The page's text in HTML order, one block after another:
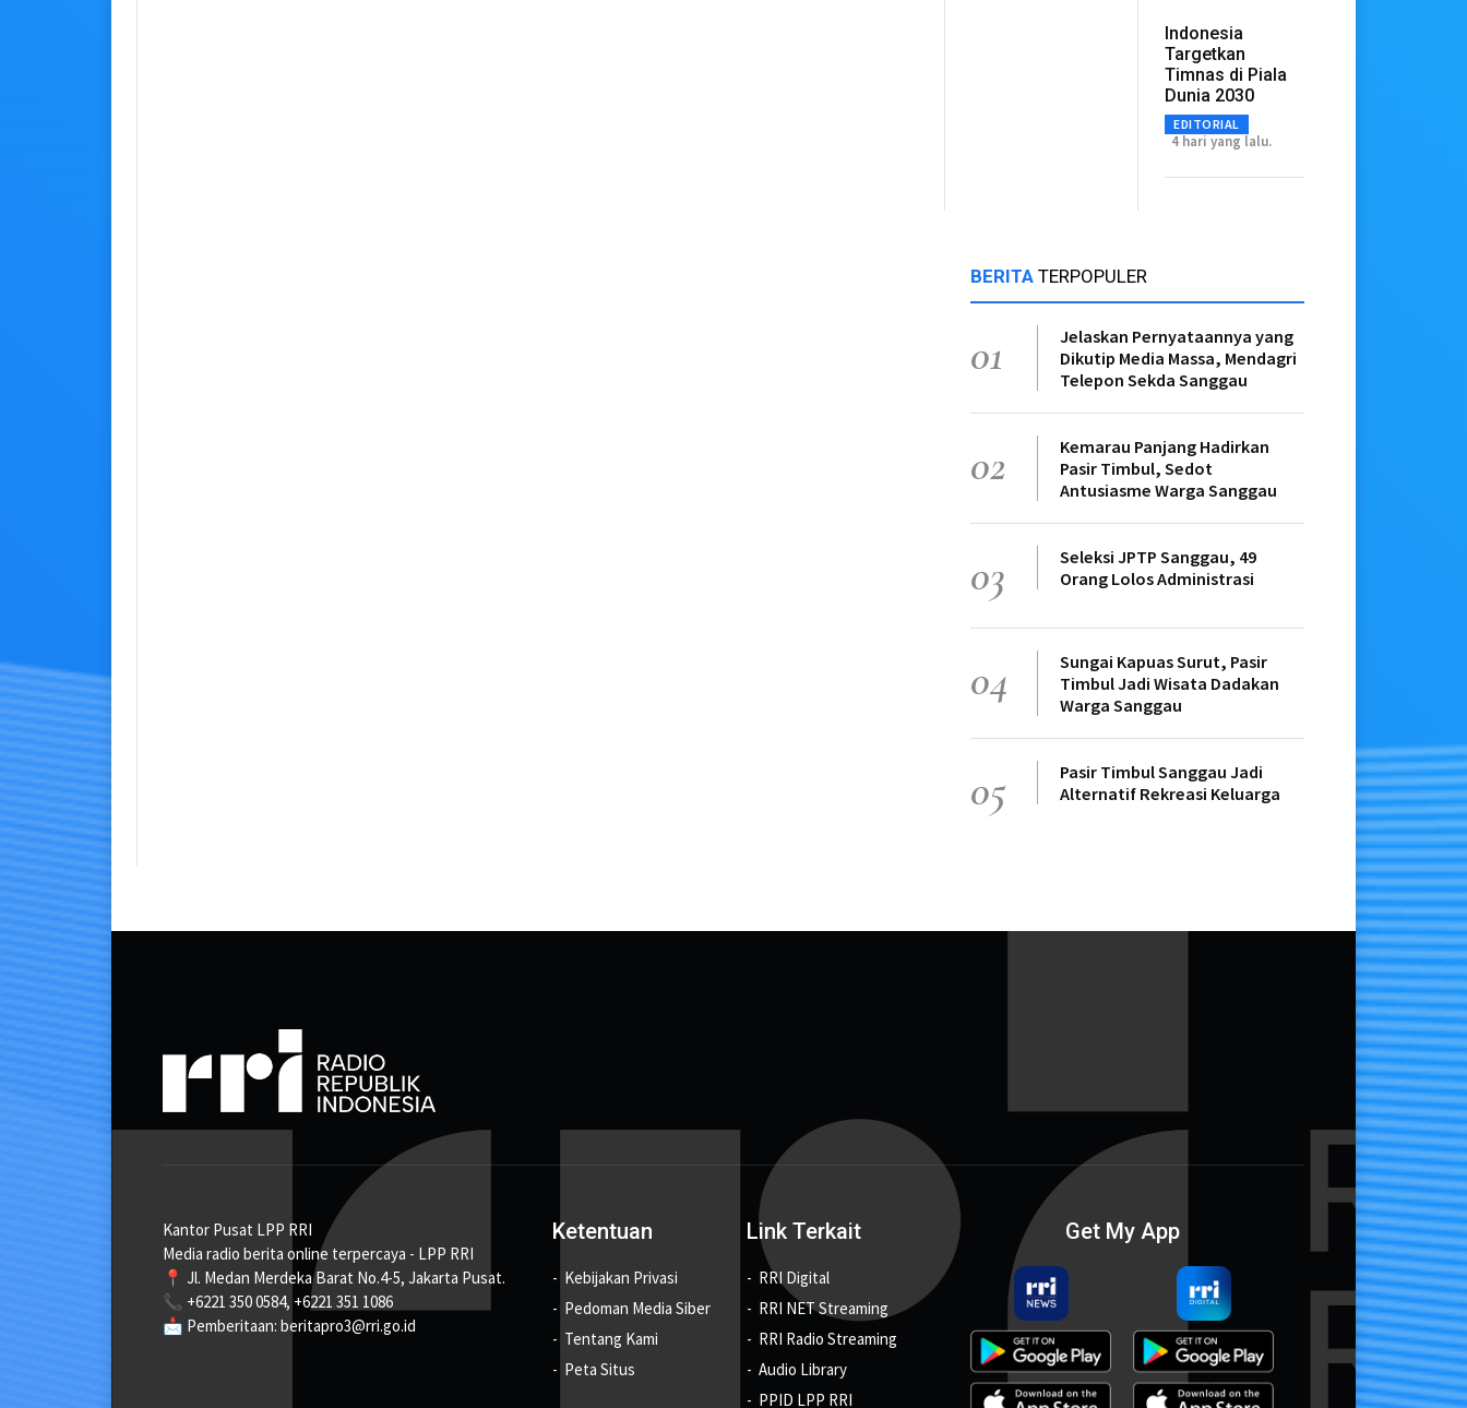
Indonesia
Targetkan
Timnas di Piala
Dunia 2030
EDITORIAL
4 hari yang lalu.
BERITATERPOPULER
01
Jelaskan Pernyataannya yang
Dikutip Media Massa, Mendagri
Telepon Sekda Sanggau
02
Kemarau Panjang Hadirkan
Pasir Timbul, Sedot
Antusiasme Warga Sanggau
03
Seleksi JPTP Sanggau, 49
Orang Lolos Administrasi
04
Sungai Kapuas Surut, Pasir
Timbul Jadi Wisata Dadakan
Warga Sanggau
05
Pasir Timbul Sanggau Jadi
Alternatif Rekreasi Keluarga
Kantor Pusat LPP RRI
Media radio berita online terpercaya - LPP RRI
📍 Jl. Medan Merdeka Barat No.4-5, Jakarta Pusat.
📞 +6221 350 0584, +6221 351 1086
📩 Pemberitaan: beritapro3@rri.go.id
Ketentuan
Kebijakan Privasi
Pedoman Media Siber
Tentang Kami
Peta Situs
Link Terkait
RRI Digital
RRI NET Streaming
RRI Radio Streaming
Audio Library
PPID LPP RRI
Get My App